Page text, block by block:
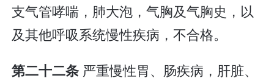
支气管哮喘，肺大泡，气胸及气胸史，以
及其他呼吸系统慢性疾病，不合格。
第二十二条 严重慢性胃、肠疾病，肝脏、